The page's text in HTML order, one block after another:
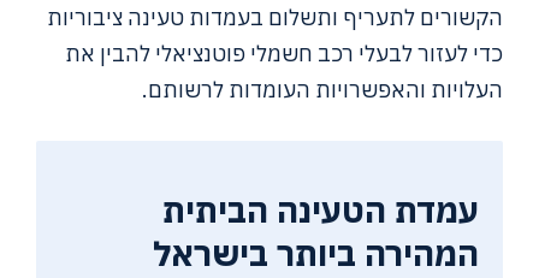
הקשורים לתעריף ותשלום בעמדות טעינה ציבוריות
כדי לעזור לבעלי רכב חשמלי פוטנציאלי להבין את
העלויות והאפשרויות העומדות לרשותם.
עמדת הטעינה הביתית
המהירה ביותר בישראל